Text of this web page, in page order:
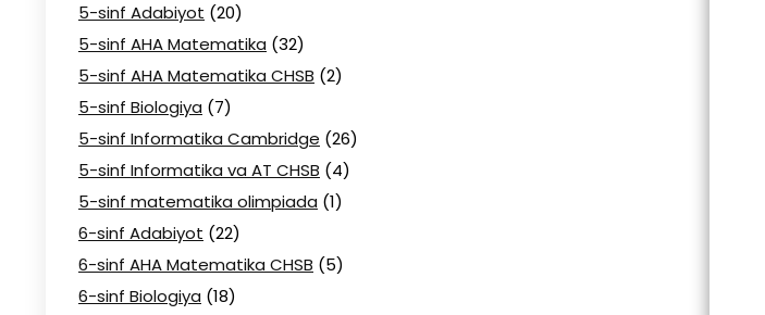
5-sinf Adabiyot (20)
5-sinf AHA Matematika (32)
5-sinf AHA Matematika CHSB (2)
5-sinf Biologiya (7)
5-sinf Informatika Cambridge (26)
5-sinf Informatika va AT CHSB (4)
5-sinf matematika olimpiada (1)
6-sinf Adabiyot (22)
6-sinf AHA Matematika CHSB (5)
6-sinf Biologiya (18)